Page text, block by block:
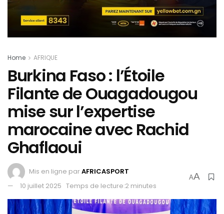
Home AFRIQUE
Burkina Faso : l’Étoile
Filante de Ouagadougou
mise sur l’expertise
marocaine avec Rachid
Ghaflaoui
Mis en ligne parAFRICASPORT
10 juillet 2025 Temps de lecture:2 minutes
AA